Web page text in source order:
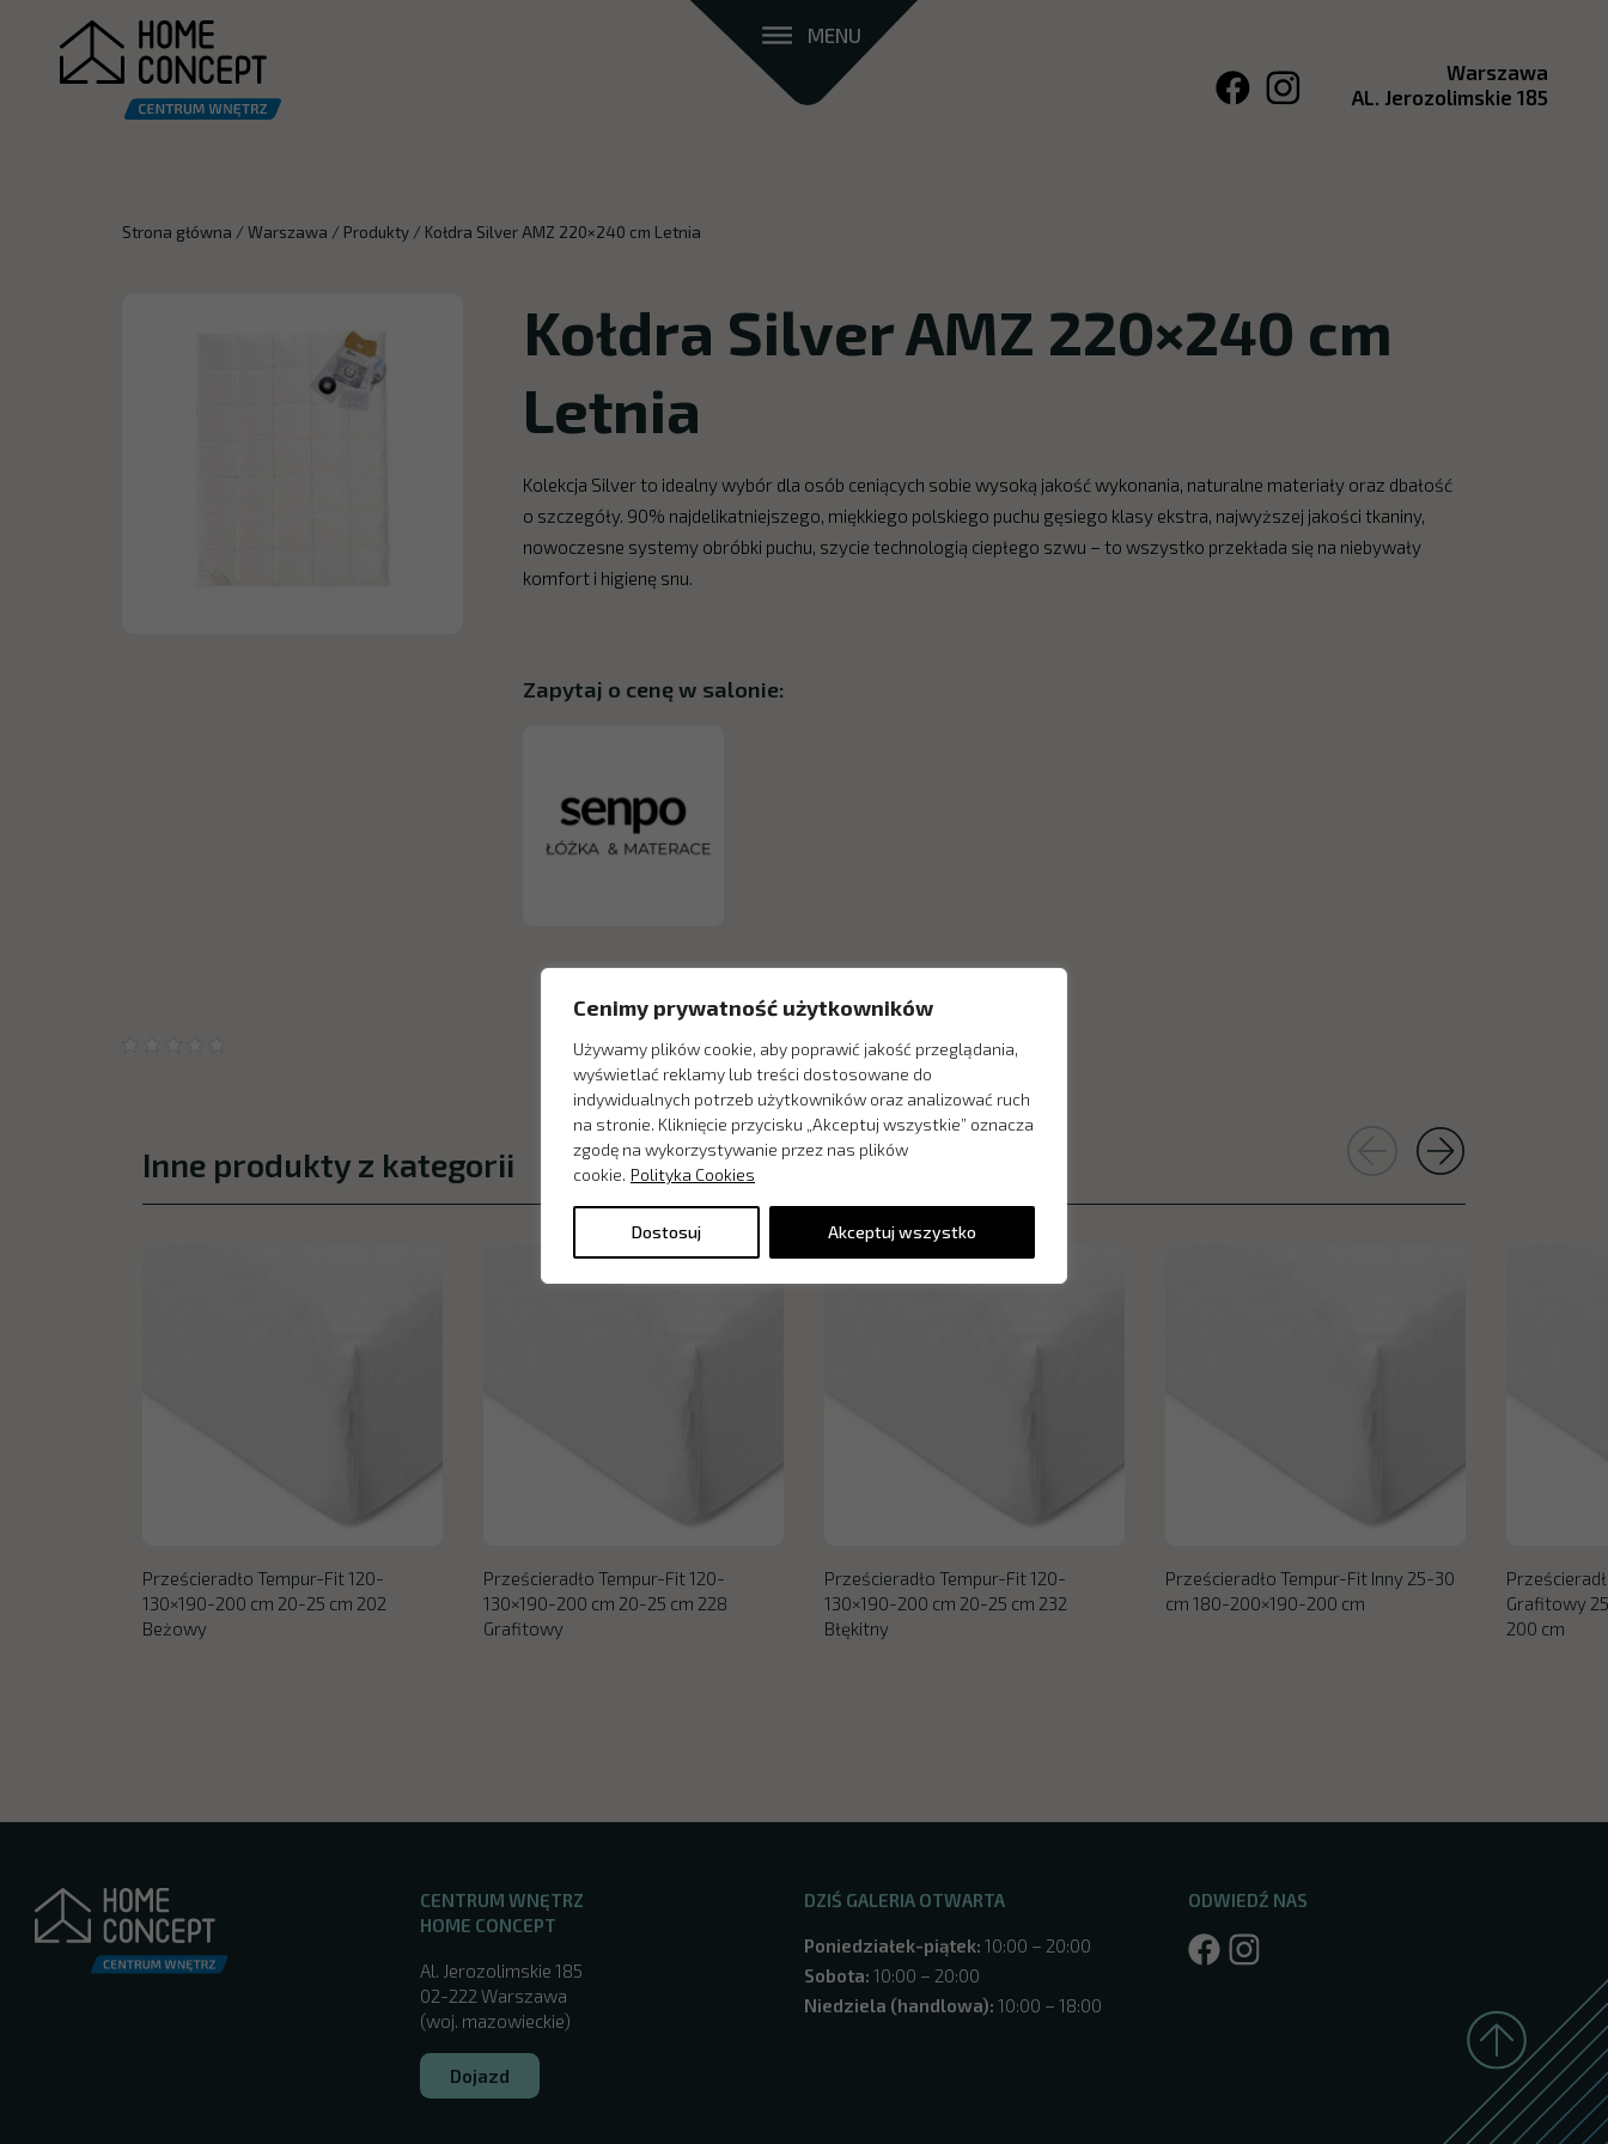
Cenimy prywatność użytkowników
Używamy plików cookie, aby poprawić jakość przeglądania,
wyświetlać reklamy lub treści dostosowane do
indywidualnych potrzeb użytkowników oraz analizować ruch
na stronie. Kliknięcie przycisku „Akceptuj wszystkie” oznacza
zgodę na wykorzystywanie przez nas plików
cookie. Polityka Cookies
Dostosuj Akceptuj wszystko
MENU
Warszawa
AL. Jerozolimskie 185
Strona główna /Warszawa /Produkty / Kołdra Silver AMZ 220×240 cm Letnia
Kołdra Silver AMZ 220×240 cm
Letnia
Kolekcja Silver to idealny wybór dla osób ceniących sobie wysoką jakość wykonania, naturalne materiały oraz dbałość
o szczegóły. 90% najdelikatniejszego, miękkiego polskiego puchu gęsiego klasy ekstra, najwyższej jakości tkaniny,
nowoczesne systemy obróbki puchu, szycie technologią ciepłego szwu – to wszystko przekłada się na niebywały
komfort i higienę snu.
Zapytaj o cenę w salonie:
Inne produkty z kategorii
Prześcieradło Tempur-Fit 120-
130×190-200 cm 20-25 cm 202
Beżowy
Prześcieradło Tempur-Fit 120-
130×190-200 cm 20-25 cm 228
Grafitowy
Prześcieradło Tempur-Fit 120-
130×190-200 cm 20-25 cm 232
Błękitny
Prześcieradło Tempur-Fit Inny 25-30
cm 180-200×190-200 cm
Grafitowy
200 cm
CENTRUM WNĘTRZ
HOME CONCEPT
Al. Jerozolimskie 185
02-222 Warszawa
(woj. mazowieckie)
Dojazd
DZIŚ GALERIA OTWARTA
Poniedziałek-piątek: 10:00 – 20:00
Sobota: 10:00 – 20:00
Niedziela (handlowa): 10:00 – 18:00
ODWIEDŹ NAS